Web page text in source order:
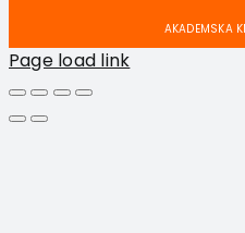
AKADEMSKA
Page load link